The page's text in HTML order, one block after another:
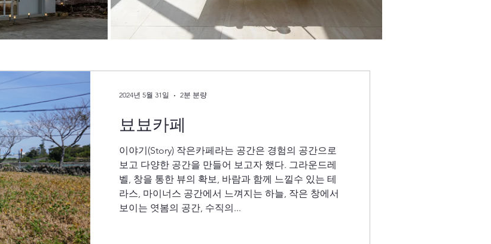
뵤뵤카페
이야기(Story) 작은카페라는 공간은 경험의 공간으로
보고 다양한 공간을 만들어 보고자 했다. 그라운드레
벨, 창을 통한 뷰의 확보, 바람과 함께 느낄수 있는 테
라스, 마이너스 공간에서 느껴지는 하늘, 작은 창에서
보이는 엿봄의 공간, 수직의...
2024년 5월 31일 2분 분량